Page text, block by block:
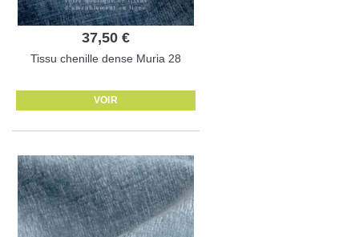
37,50 €
Tissu chenille dense Muria 28
VOIR